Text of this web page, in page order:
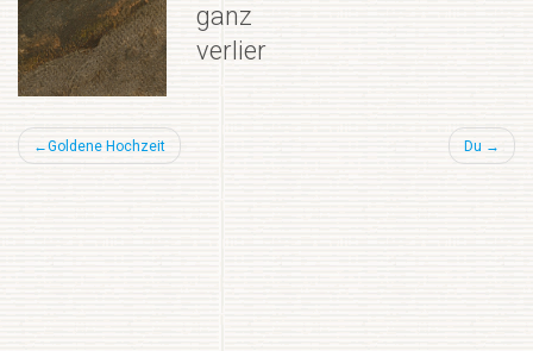
ganz
verlier
Beitragsnavigation
Goldene Hochzeit Du